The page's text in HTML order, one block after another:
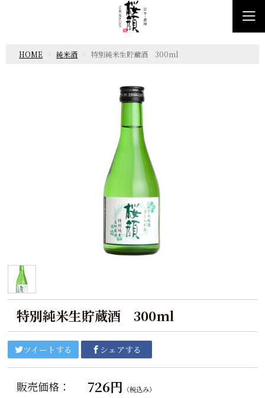
HOME 純米酒 特別純米生貯蔵酒 300ml
特別純米生貯蔵酒 300ml
ツイートする シェアする
販売価格： 726円 （税込み）